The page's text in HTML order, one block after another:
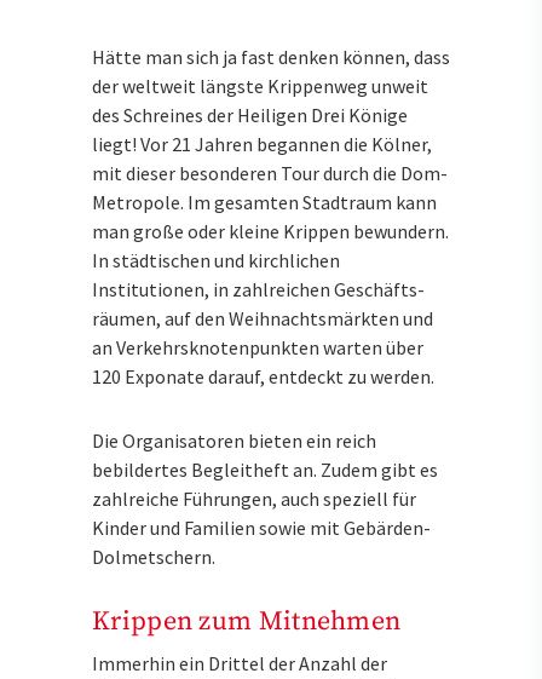
Hätte man sich ja fast denken können, dass
der weltweit längste Krippenweg unweit
des Schreines der Heiligen Drei Könige
liegt! Vor 21 Jahren begannen die Kölner,
mit dieser besonderen Tour durch die Dom-
Metropole. Im gesamten Stadtraum kann
man große oder kleine Krippen bewundern.
In städtischen und kirchlichen
Institutionen, in zahlreichen Geschäfts­
räumen, auf den Weihnachtsmärkten und
an Verkehrsknotenpunkten warten über
120 Exponate darauf, entdeckt zu werden.
Die Organisatoren bieten ein reich
bebildertes Begleitheft an. Zudem gibt es
zahlreiche Führungen, auch speziell für
Kinder und Familien sowie mit Gebärden-
Dolmetschern.
Krippen zum Mitnehmen
Immerhin ein Drittel der Anzahl der